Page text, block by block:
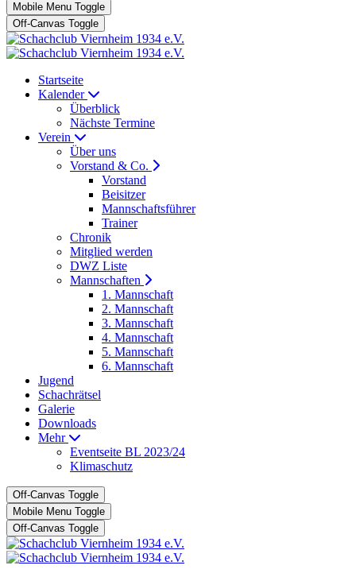
Mobile Menu Toggle
Off-Canvas Toggle
Startseite
Kalender
Überblick
Nächste Termine
Verein
Über uns
Vorstand & Co.
Vorstand
Beisitzer
Mannschaftsführer
Trainer
Chronik
Mitglied werden
DWZ Liste
Mannschaften
1. Mannschaft
2. Mannschaft
3. Mannschaft
4. Mannschaft
5. Mannschaft
6. Mannschaft
Jugend
Schachrätsel
Galerie
Downloads
Mehr
Eventseite BL 2023/24
Klimaschutz
Off-Canvas Toggle
Mobile Menu Toggle
Off-Canvas Toggle